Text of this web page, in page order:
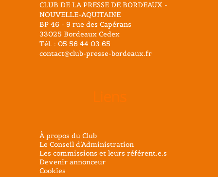
CLUB DE LA PRESSE DE BORDEAUX -
NOUVELLE-AQUITAINE
BP 46 - 9 rue des Capérans
33025 Bordeaux Cedex
Tél. : 05 56 44 03 65
contact@club-presse-bordeaux.fr
À propos du Club
Le Conseil d’Administration
Les commissions et leurs référent.e.s
Devenir annonceur
Cookies